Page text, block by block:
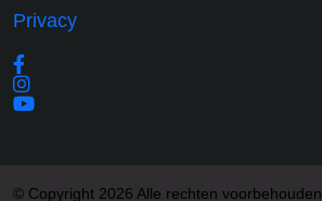
Privacy
© Copyright 2026 Alle rechten voorbehouden.